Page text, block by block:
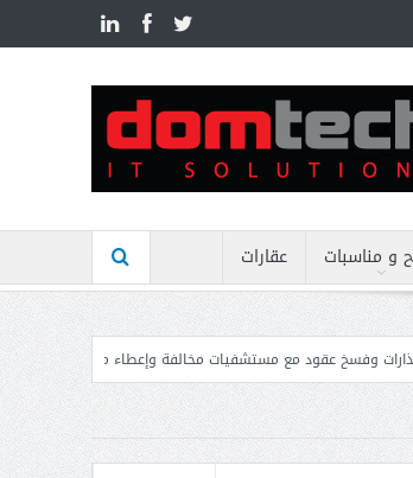
و مناسبات
عقارات
مخالفة وإعطاء مهل نهائية وتوجيه إنذارات